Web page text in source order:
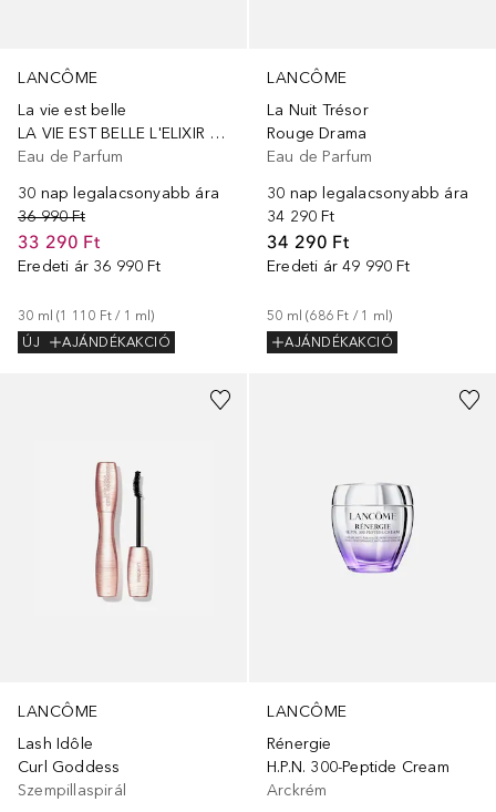
LANCÔME
La vie est belle
LA VIE EST BELLE L'ELIXIR VERY CHERRY EDP
Eau de Parfum
30 nap legalacsonyabb ára
36 990 Ft
33 290 Ft
Eredeti ár 36 990 Ft
30 ml (1 110 Ft / 1 ml)
ÚJ
AJÁNDÉKAKCIÓ
LANCÔME
La Nuit Trésor
Rouge Drama
Eau de Parfum
30 nap legalacsonyabb ára
34 290 Ft
34 290 Ft
Eredeti ár 49 990 Ft
50 ml (686 Ft / 1 ml)
AJÁNDÉKAKCIÓ
LANCÔME
Lash Idôle
Curl Goddess
Szempillaspirál
LANCÔME
Rénergie
H.P.N. 300-Peptide Cream
Arckrém